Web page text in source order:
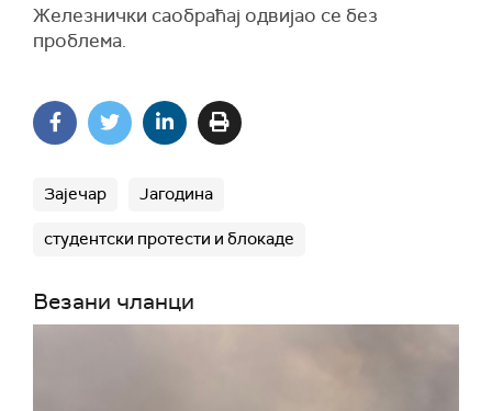
Железнички саобраћај одвијао се без
проблема.
Зајечар Јагодина
студентски протести и блокаде
Везани чланци